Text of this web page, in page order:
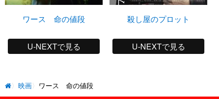
ワース 命の値段
U-NEXTで見る
殺し屋のプロット
U-NEXTで見る
映画 ワース 命の値段